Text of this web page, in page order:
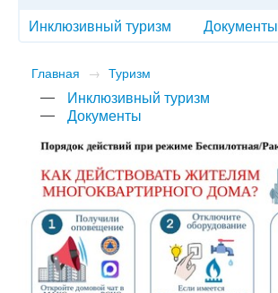
Инклюзивный туризм
Документы
Главная → Туризм
Инклюзивный туризм
Документы